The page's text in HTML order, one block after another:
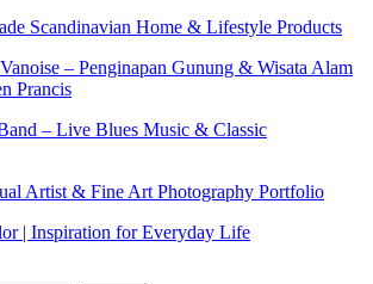
Scandinavian Home & Lifestyle Products
– Penginapan Gunung & Wisata Alam
Prancis
– Live Blues Music & Classic
Artist & Fine Art Photography Portfolio
| Inspiration for Everyday Life